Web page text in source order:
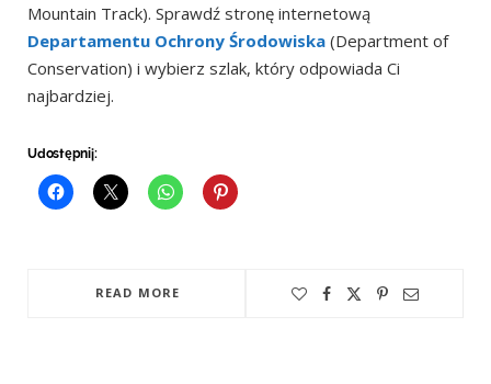
Mountain Track). Sprawdź stronę internetową
Departamentu Ochrony Środowiska (Department of
Conservation) i wybierz szlak, który odpowiada Ci
najbardziej.
Udostępnij:
READ MORE